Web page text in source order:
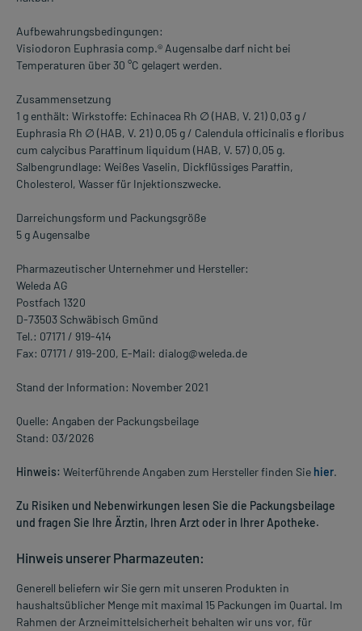
Aufbewahrungsbedingungen:
Visiodoron Euphrasia comp.® Augensalbe darf nicht bei
Temperaturen über 30 °C gelagert werden.
Zusammensetzung
1 g enthält: Wirkstoffe: Echinacea Rh ∅ (HAB, V. 21) 0,03 g /
Euphrasia Rh ∅ (HAB, V. 21) 0,05 g / Calendula officinalis e floribus
cum calycibus Paraffinum liquidum (HAB, V. 57) 0,05 g.
Salbengrundlage: Weißes Vaselin, Dickflüssiges Paraffin,
Cholesterol, Wasser für Injektionszwecke.
Darreichungsform und Packungsgröße
5 g Augensalbe
Pharmazeutischer Unternehmer und Hersteller:
Weleda AG
Postfach 1320
D-73503 Schwäbisch Gmünd
Tel.: 07171 / 919-414
Fax: 07171 / 919-200, E-Mail: dialog@weleda.de
Stand der Information: November 2021
Quelle: Angaben der Packungsbeilage
Stand: 03/2026
Hinweis: Weiterführende Angaben zum Hersteller finden Sie hier.
Zu Risiken und Nebenwirkungen lesen Sie die Packungsbeilage
und fragen Sie Ihre Ärztin, Ihren Arzt oder in Ihrer Apotheke.
Hinweis unserer Pharmazeuten:
Generell beliefern wir Sie gern mit unseren Produkten in
haushaltsüblicher Menge mit maximal 15 Packungen im Quartal. Im
Rahmen der Arzneimittelsicherheit behalten wir uns vor, für